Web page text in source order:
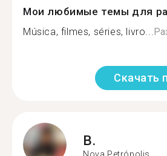
Мои любимые темы для
Música, filmes, séries, livro...
Скачать
B.
Nova Petrópolis